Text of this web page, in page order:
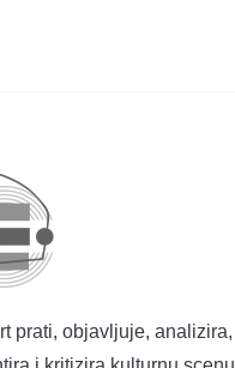
prati, objavljuje, analizira,